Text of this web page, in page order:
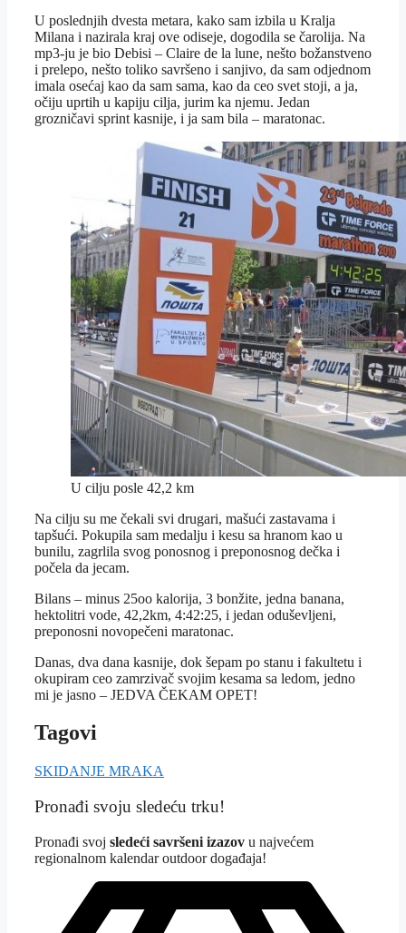
U poslednjih dvesta metara, kako sam izbila u Kralja
Milana i nazirala kraj ove odiseje, dogodila se čarolija. Na
mp3-ju je bio Debisi – Claire de la lune, nešto božanstveno
i prelepo, nešto toliko savršeno i sanjivo, da sam odjednom
imala osećaj kao da sam sama, kao da ceo svet stoji, a ja,
očiju uprtih u kapiju cilja, jurim ka njemu. Jedan
grozničavi sprint kasnije, i ja sam bila – maratonac.
U cilju posle 42,2 km
Na cilju su me čekali svi drugari, mašući zastavama i
tapšući. Pokupila sam medalju i kesu sa hranom kao u
bunilu, zagrlila svog ponosnog i preponosnog dečka i
počela da jecam.
Bilans – minus 25oo kalorija, 3 bonžite, jedna banana,
hektolitri vode, 42,2km, 4:42:25, i jedan oduševljeni,
preponosni novopečeni maratonac.
Danas, dva dana kasnije, dok šepam po stanu i fakultetu i
okupiram ceo zamrzivač svojim kesama sa ledom, jedno
mi je jasno – JEDVA ČEKAM OPET!
Tagovi
SKIDANJE MRAKA
Pronađi svoju sledeću trku!
Pronađi svoj sledeći savršeni izazov u najvećem
regionalnom kalendar outdoor događaja!